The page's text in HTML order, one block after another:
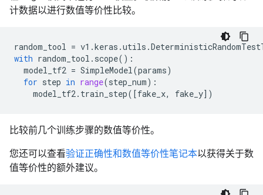
计数据以进行数值等价性比较。
random_tool = v1 .keras .utils .
with random_tool . scope():
model_tf2 = SimpleModel(params)
for step in range(step_num):
model_tf2. train_step([fake_x, fake_y])
比较前几个训练步骤的数值等价性。
您还可以查看验证正确性和数值等价性笔记本以获得关于数
值等价性的额外建议。